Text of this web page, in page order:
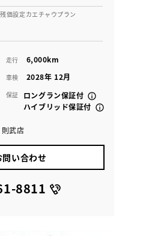
価設定カエチャウプラン
走行 6,000km
車検 2028年 12月
保証
ロングラン保証付
ハイブリッド保証付
武店
問い合わせ
8811